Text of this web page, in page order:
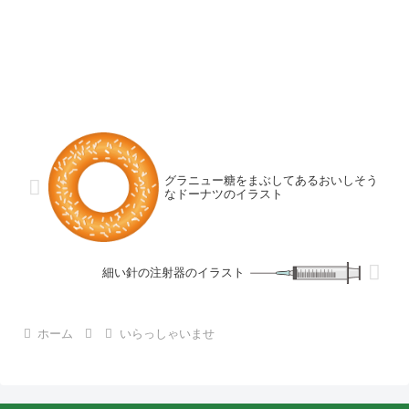
グラニュー糖をまぶしてあるおいしそう
なドーナツのイラスト
細い針の注射器のイラスト
ホーム いらっしゃいませ